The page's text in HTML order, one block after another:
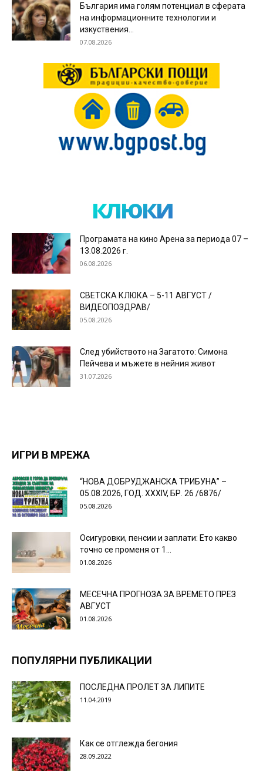
България има голям потенциал в сферата
на информационните технологии и
изкуствения...
07.08.2026
клюки
Програмата на кино Арена за периода 07 –
13.08.2026 г.
06.08.2026
СВЕТСКА КЛЮКА – 5-11 АВГУСТ /
ВИДЕОПОЗДРАВ/
05.08.2026
След убийството на Загатото: Симона
Пейчева и мъжете в нейния живот
31.07.2026
ИГРИ В МРЕЖА
“НОВА ДОБРУДЖАНСКА ТРИБУНА” –
05.08.2026, ГОД. XXХIV, БР. 26 /6876/
05.08.2026
Осигуровки, пенсии и заплати: Ето какво
точно се променя от 1...
01.08.2026
МЕСЕЧНА ПРОГНОЗА ЗА ВРЕМЕТО ПРЕЗ
АВГУСТ
01.08.2026
ПОПУЛЯРНИ ПУБЛИКАЦИИ
ПОСЛЕДНА ПРОЛЕТ ЗА ЛИПИТЕ
11.04.2019
Как се отглежда бегония
28.09.2022